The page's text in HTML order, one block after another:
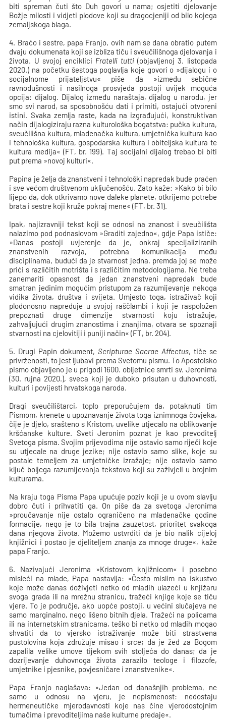
biti spreman čuti što Duh govori u nama; osjetiti djelovanje
Božje milosti i vidjeti plodove koji su dragocjeniji od bilo kojega
zemaljskoga blaga.
4. Braćo i sestre, papa Franjo, ovih nam se dana obratio putem
dvaju dokumenata koji se izbliza tiču i sveučilišnoga djelovanja i
života. U svojoj enciklici Fratelli tutti(objavljenoj 3. listopada
2020.) na početku šestoga poglavlja koje govori o »dijalogu i o
socijalnome prijateljstvu« piše da »između sebične
ravnodušnosti i nasilnoga prosvjeda postoji uvijek moguća
opcija: dijalog. Dijalog između naraštaja, dijalog u narodu, jer
smo svi narod, sa sposobnošću dati i primiti, ostajući otvoreni
istini. Svaka zemlja raste, kada na izgrađujući, konstruktivan
način dijalogiziraju razna kulturološka bogatstva: pučka kultura,
sveučilišna kultura, mladenačka kultura, umjetnička kultura kao
i tehnološka kultura, gospodarska kultura i obiteljska kultura te
kultura medija« (FT, br. 199). Taj socijalni dijalog trebao bi biti
put prema »novoj kulturi«.
Papina je želja da znanstveni i tehnološki napredak bude praćen
i sve većom društvenom uključenošću. Zato kaže: »Kako bi bilo
lijepo da, dok otkrivamo nove daleke planete, otkrijemo potrebe
brata i sestre koji kruže pokraj mene« (FT, br. 31).
Ipak, najizravniji tekst koji se odnosi na znanost i sveučilišta
nalazimo pod podnaslovom »Graditi zajedno«, gdje Papa ističe:
»Danas postoji uvjerenje da je, onkraj specijaliziranih
znanstvenih razvoja, potrebna komunikacija među
disciplinama, budući da je stvarnost jedna, premda joj se može
prići s različitih motrišta i s različitim metodologijama. Ne treba
zanemariti opasnost da jedan znanstveni napredak bude
smatran jedinim mogućim pristupom za razumijevanje nekoga
vidika života, društva i svijeta. Umjesto toga, istraživač koji
plodonosno napreduje u svojoj raščlambi i koji je raspoložen
prepoznati druge dimenzije stvarnosti koju istražuje,
zahvaljujući drugim znanostima i znanjima, otvara se spoznaji
stvarnosti na cjelovitiji i puniji način« (FT, br. 204).
5. Drugi Papin dokument, Scripturae Sacrae Affectus, tiče se
privrženosti, to jest ljubavi prema Svetomu pismu. To Apostolsko
pismo objavljeno je u prigodi 1600. obljetnice smrti sv. Jeronima
(30. rujna 2020.), sveca koji je duboko prisutan u duhovnosti,
kulturi i povijesti hrvatskoga naroda.
Dragi sveučilištarci, toplo preporučujem da, potaknuti tim
Pismom, krenete u upoznavanje života toga iznimnoga čovjeka,
čije je djelo, srašteno s Kristom, uvelike utjecalo na oblikovanje
kršćanske kulture. Sveti Jeronim poznat je kao prevoditelj
Svetoga pisma. Svojim prijevodima nije ostavio samo riječi koje
su utjecale na druge jezike; nije ostavio samo slike, koje su
postale temeljem za umjetničke izražaje; nije ostavio samo
ključ boljega razumijevanja tekstova koji su zaživjeli u brojnim
kulturama.
Na kraju toga Pisma Papa upućuje poziv koji je u ovom slavlju
dobro čuti i prihvatiti ga. On piše da za svetoga Jeronima
»proučavanje nije ostalo ograničeno na mladenačke godine
formacije, nego je to bila trajna zauzetost, prioritet svakoga
dana njegova života. Možemo ustvrditi da je bio nalik cijeloj
knjižnici i postao je djeliteljem znanja za mnoge druge«, kaže
papa Franjo.
6. Nazivajući Jeronima »Kristovom knjižnicom« i posebno
misleći na mlade, Papa nastavlja: »Često mislim na iskustvo
koje može danas doživjeti netko od mladih ulazeći u knjižaru
svoga grada ili na mrežnu stranicu, tražeći knjige koje se tiču
vjere. To je područje, ako uopće postoji, u većini slučajeva ne
samo marginalno, nego lišeno bitnih djela. Tražeći na policama
ili na internetskim stranicama, teško bi netko od mladih mogao
shvatiti da to vjersko istraživanje može biti strastvena
pustolovina koja združuje misao i srce; da je žeđ za Bogom
zapalila velike umove tijekom svih stoljeća do danas; da je
dozrijevanje duhovnoga života zarazilo teologe i filozofe,
umjetnike i pjesnike, povjesničare i znanstvenike«.
Papa Franjo naglašava: »Jedan od današnjih problema, ne
samo u odnosu na vjeru, je nepismenost: nedostaju
hermeneutičke mjerodavnosti koje nas čine vjerodostojnim
tumačima i prevoditeljima naše kulturne predaje«.